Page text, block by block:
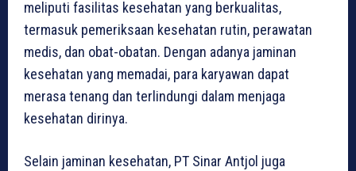
meliputi fasilitas kesehatan yang berkualitas,
termasuk pemeriksaan kesehatan rutin, perawatan
medis, dan obat-obatan. Dengan adanya jaminan
kesehatan yang memadai, para karyawan dapat
merasa tenang dan terlindungi dalam menjaga
kesehatan dirinya.
Selain jaminan kesehatan, PT Sinar Antjol juga